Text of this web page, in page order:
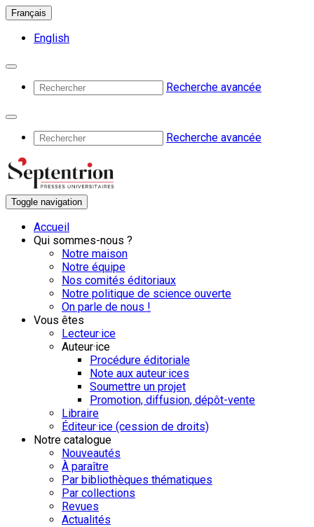
Français
English
Recherche avancée
Recherche avancée
Toggle navigation
Accueil
Qui sommes-nous ?
Notre maison
Notre équipe
Nos comités éditoriaux
Notre politique de science ouverte
On parle de nous !
Vous êtes
Lecteur·ice
Auteur·ice
Procédure éditoriale
Note aux auteur·ices
Soumettre un projet
Promotion, diffusion, dépôt-vente
Libraire
Éditeur·ice (cession de droits)
Notre catalogue
Nouveautés
À paraître
Par bibliothèques thématiques
Par collections
Revues
Actualités